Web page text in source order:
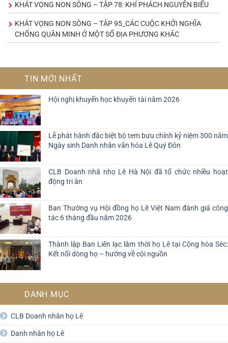
KHÁT VỌNG NON SÔNG – TẬP 78: KHÍ PHÁCH NGUYỄN BIỂU
KHÁT VỌNG NON SÔNG – TẬP 95_CÁC CUỘC KHỞI NGHĨA
CHỐNG QUÂN MINH Ở MỘT SỐ ĐỊA PHƯƠNG KHÁC
TIN MỚI NHẤT
Hội nghị khuyến học khuyến tài năm 2026
Lễ phát hành đặc biệt bộ tem bưu chính kỷ niệm 300 năm
Ngày sinh Danh nhân văn hóa Lê Quý Đôn
CLB Doanh nhâ nhọ Lê Hà Nội đã tổ chức nhiều hoạt
động tri ân
Ban Thường vụ Hội đồng họ Lê Việt Nam đánh giá công
tác 6 tháng đầu năm 2026
Thành lập Ban Liên lạc lâm thời họ Lê tại Cộng hòa Séc:
Kết nối dòng họ – hướng về cội nguồn
DANH MỤC
CLB Doanh nhân họ Lê
Danh nhân họ Lê